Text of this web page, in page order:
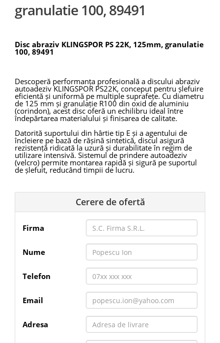
granulatie 100, 89491
Disc abraziv KLINGSPOR PS 22K, 125mm, granulatie
100, 89491
Descoperă performanța profesională a discului abraziv
autoadezivKLINGSPOR PS22K, conceput pentru șlefuire
eficientă și uniformă pe multiple suprafețe. Cu diametru
de 125 mm și granulație R100 din oxid de aluminiu
(corindon), acest disc oferă un echilibru ideal între
îndepărtarea materialului și finisarea de calitate.
Datorită suportului din hârtie tip E și a agentului de
încleiere pe bază de rășină sintetică, discul asigură
rezistență ridicată la uzură și durabilitate în regim de
utilizare intensivă. Sistemul de prindere autoadeziv
(velcro) permite montarea rapidă și sigură pe suportul
de șlefuit, reducând timpii de lucru.
prafului, menținând suprafața de lucru curată și
prelungind durata de viață a abrazivului. Este
recomandat pentru prelucrarea lemnului, metalului,
plasticului, dar și pentru lucrări de vopsea, lac și chit.
Cerere de ofertă
Firma
Nume
Telefon
Email
Adresa